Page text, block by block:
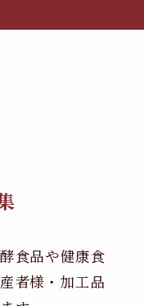
食品や健康食
者様・加工品